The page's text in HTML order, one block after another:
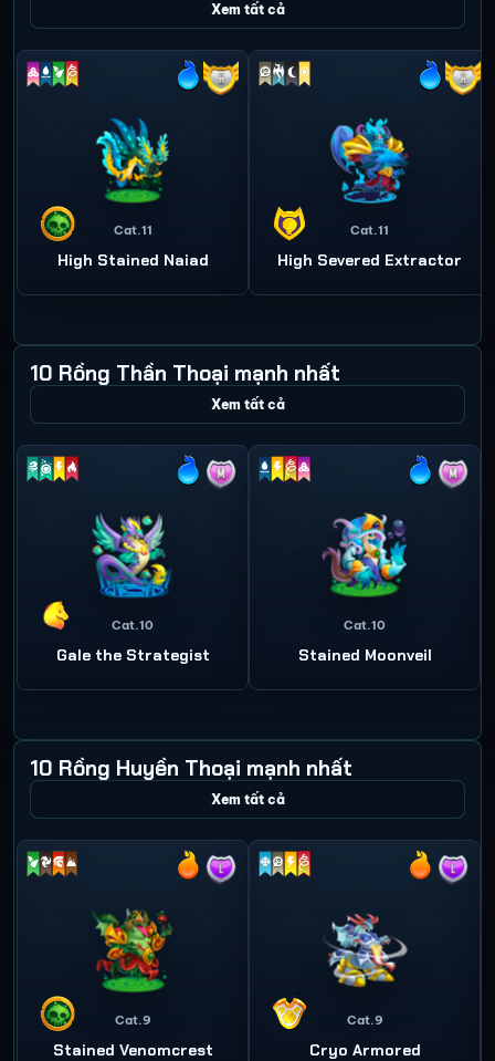
Xem tất cả
Cat.11
High Stained Naiad
Cat.11
High Severed Extractor
10 Rồng Thần Thoại mạnh nhất
Xem tất cả
Cat.10
Gale the Strategist
Cat.10
Stained Moonveil
10 Rồng Huyền Thoại mạnh nhất
Xem tất cả
Cat.9
Stained Venomcrest
Cat.9
Cryo Armored